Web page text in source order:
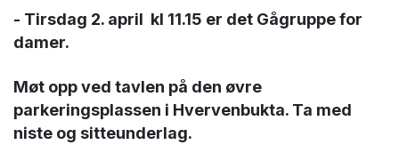
- Tirsdag 2. april kl 11.15 er det Gågruppe for
damer.
Møt opp ved tavlen på den øvre
parkeringsplassen i Hvervenbukta. Ta med
niste og sitteunderlag.